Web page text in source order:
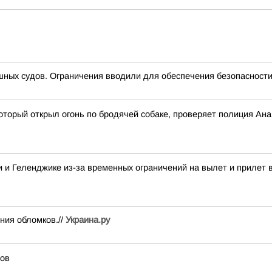
судов. Ограничения вводили для обеспечения
открыл огонь по бродячей собаке, проверяет полиция
Геленджике из-за временных ограничений на вылет и прилет
обломков.// Украина.ру